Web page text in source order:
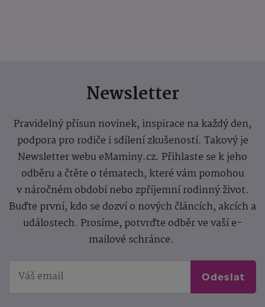
Newsletter
Pravidelný přísun novinek, inspirace na každý den,
podpora pro rodiče i sdílení zkušeností. Takový je
Newsletter webu eMaminy.cz. Přihlaste se k jeho
odběru a čtěte o tématech, které vám pomohou
v náročném období nebo zpříjemní rodinný život.
Buďte první, kdo se dozví o nových článcích, akcích a
událostech. Prosíme, potvrďte odběr ve vaší e-
mailové schránce.
Odeslat